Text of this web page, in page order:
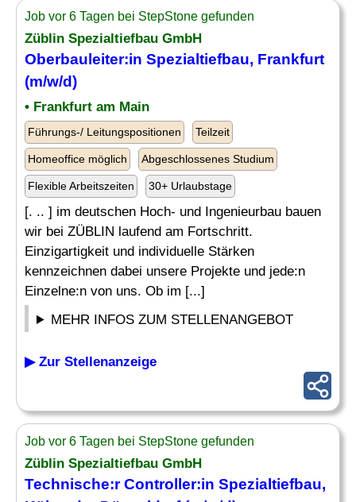
Job vor 6 Tagen bei StepStone gefunden
Züblin Spezialtiefbau GmbH
Oberbauleiter:in Spezialtiefbau, Frankfurt
(m/w/d)
• Frankfurt am Main
Führungs-/ Leitungspositionen Teilzeit
Homeoffice möglich Abgeschlossenes Studium
Flexible Arbeitszeiten 30+ Urlaubstage
[. .. ] im deutschen Hoch- und Ingenieurbau bauen
wir bei ZÜBLIN laufend am Fortschritt.
Einzigartigkeit und individuelle Stärken
kennzeichnen dabei unsere Projekte und jede:n
Einzelne:n von uns. Ob im [...]
MEHR INFOS ZUM STELLENANGEBOT
▶ Zur Stellenanzeige
Job vor 6 Tagen bei StepStone gefunden
Züblin Spezialtiefbau GmbH
Technische:r Controller:in Spezialtiefbau,